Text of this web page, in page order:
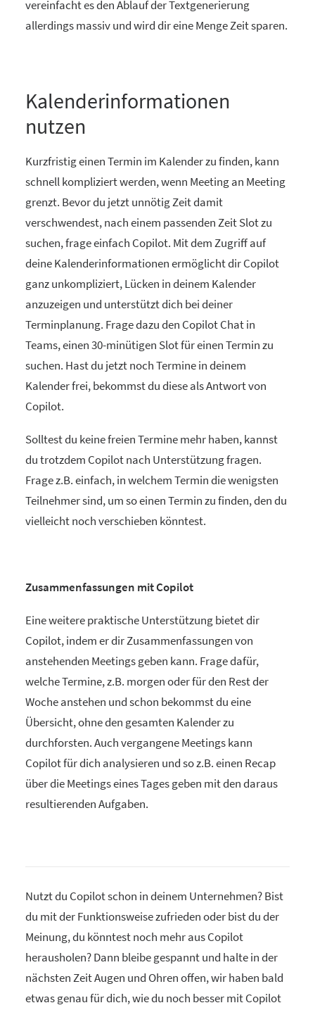
vereinfacht es den Ablauf der Textgenerierung
allerdings massiv und wird dir eine Menge Zeit sparen.
Kalenderinformationen
nutzen
Kurzfristig einen Termin im Kalender zu finden, kann
schnell kompliziert werden, wenn Meeting an Meeting
grenzt. Bevor du jetzt unnötig Zeit damit
verschwendest, nach einem passenden Zeit Slot zu
suchen, frage einfach Copilot. Mit dem Zugriff auf
deine Kalenderinformationen ermöglicht dir Copilot
ganz unkompliziert, Lücken in deinem Kalender
anzuzeigen und unterstützt dich bei deiner
Terminplanung. Frage dazu den Copilot Chat in
Teams, einen 30-minütigen Slot für einen Termin zu
suchen. Hast du jetzt noch Termine in deinem
Kalender frei, bekommst du diese als Antwort von
Copilot.
Solltest du keine freien Termine mehr haben, kannst
du trotzdem Copilot nach Unterstützung fragen.
Frage z.B. einfach, in welchem Termin die wenigsten
Teilnehmer sind, um so einen Termin zu finden, den du
vielleicht noch verschieben könntest.
Zusammenfassungen mit Copilot
Eine weitere praktische Unterstützung bietet dir
Copilot, indem er dir Zusammenfassungen von
anstehenden Meetings geben kann. Frage dafür,
welche Termine, z.B. morgen oder für den Rest der
Woche anstehen und schon bekommst du eine
Übersicht, ohne den gesamten Kalender zu
durchforsten. Auch vergangene Meetings kann
Copilot für dich analysieren und so z.B. einen Recap
über die Meetings eines Tages geben mit den daraus
resultierenden Aufgaben.
Nutzt du Copilot schon in deinem Unternehmen? Bist
du mit der Funktionsweise zufrieden oder bist du der
Meinung, du könntest noch mehr aus Copilot
herausholen? Dann bleibe gespannt und halte in der
nächsten Zeit Augen und Ohren offen, wir haben bald
etwas genau für dich, wie du noch besser mit Copilot